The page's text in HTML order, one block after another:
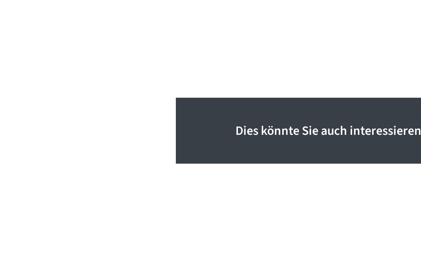
Dies könnte Sie auch interessieren